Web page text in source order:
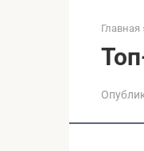
Главная